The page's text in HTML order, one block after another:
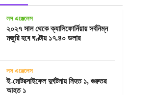
লস এঞ্জেলেস
২০২৭ সাল থেকে ক্যালিফোর্নিয়ায় সর্বনিম্ন
মজুরি হবে ঘণ্টায় ১৭.৪০ ডলার
লস এঞ্জেলেস
ই-মোটরসাইকেল দুর্ঘটনায় নিহত ১, গুরুতর
আহত ১